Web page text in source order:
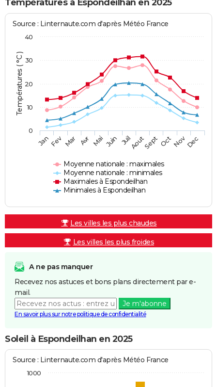
Températures à Espondeilhan en 2025
Températures ( °C )
Source : Linternaute.com d'après Météo France
Moyenne nationale : maximales
Moyenne nationale : minimales
Maximales à Espondeilhan
Minimales à Espondeilhan
JanFev Mar Avr Mai Juin JuilAoutSept OctNovDec
0
10
20
30
40
Les villes les plus chaudes
Les villes les plus froides
A ne pas manquer
Recevez nos astuces et bons plans directement par e-
mail.
Je m'abonne
En savoir plus sur notre politique de confidentialité
Soleil à Espondeilhan en 2025
Source : Linternaute.com d'après Météo France
1000